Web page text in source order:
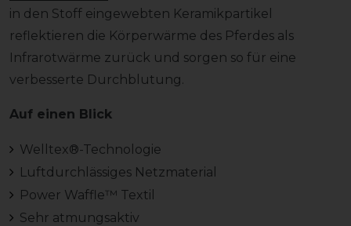
in den Stoff eingewebten Keramikpartikel
reflektieren die Körperwärme des Pferdes als
Infrarotwärme zurück und sorgen so für eine
verbesserte Durchblutung.
Auf einen Blick
Welltex®-Technologie
Luftdurchlässiges Netzmaterial
Power Waffle™ Textil
Sehr atmungsaktiv